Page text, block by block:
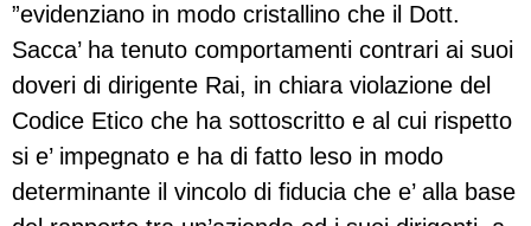
”evidenziano in modo cristallino che il Dott.
Sacca’ ha tenuto comportamenti contrari ai suoi
doveri di dirigente Rai, in chiara violazione del
Codice Etico che ha sottoscritto e al cui rispetto
si e’ impegnato e ha di fatto leso in modo
determinante il vincolo di fiducia che e’ alla base